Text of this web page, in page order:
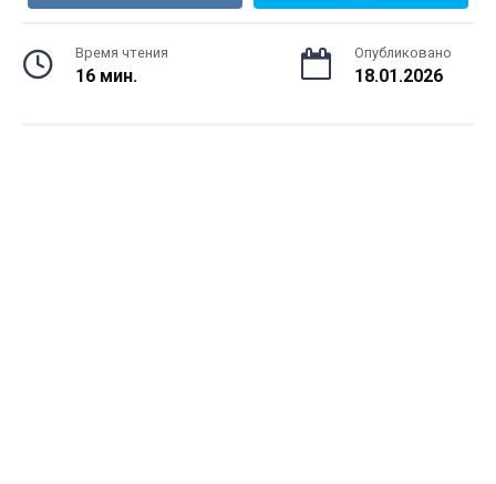
Время чтения
16 мин.
Опубликовано
18.01.2026